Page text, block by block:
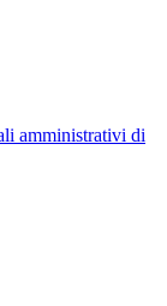
amministrativi di